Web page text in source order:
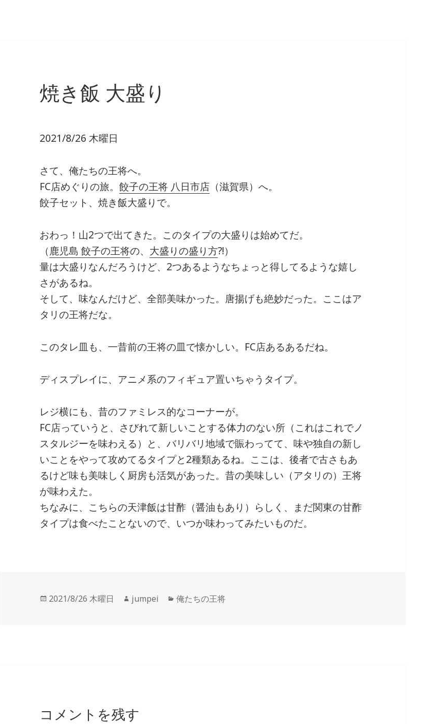
焼き飯 大盛り
2021/8/26 木曜日
さて、俺たちの王将へ。
FC店めぐりの旅。餃子の王将 八日市店 （滋賀県）へ。
餃子セット、焼き飯大盛りで。
おわっ！山2つで出てきた。このタイプの大盛りは始めてだ。
（鹿児島 餃子の王将の、 大盛りの盛り方?!）
量は大盛りなんだろうけど、2つあるようなちょっと得してるような嬉し
さがあるね。
そして、味なんだけど、全部美味かった。唐揚げも絶妙だった。ここはア
タリの王将だな。
このタレ皿も、一昔前の王将の皿で懐かしい。FC店あるあるだね。
ディスプレイに、アニメ系のフィギュア置いちゃうタイプ。
レジ横にも、昔のファミレス的なコーナーが。
FC店っていうと、さびれて新しいことする体力のない所（これはこれでノ
スタルジーを味わえる）と、バリバリ地域で賑わってて、味や独自の新し
いことをやって攻めてるタイプと2種類あるね。ここは、後者で古さもあ
るけど味も美味しく厨房も活気があった。昔の美味しい（アタリの）王将
が味わえた。
ちなみに、こちらの天津飯は甘酢（醤油もあり）らしく、まだ関東の甘酢
タイプは食べたことないので、いつか味わってみたいものだ。
投
2021/8/26 木曜日
作
jumpei
カ
俺たちの王将
コメントを残す